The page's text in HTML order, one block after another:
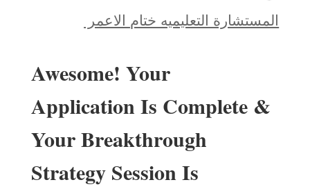
المستشارة التعليميه ختام الاعمر
Awesome! Your
Application Is Complete &
Your Breakthrough
Strategy Session Is